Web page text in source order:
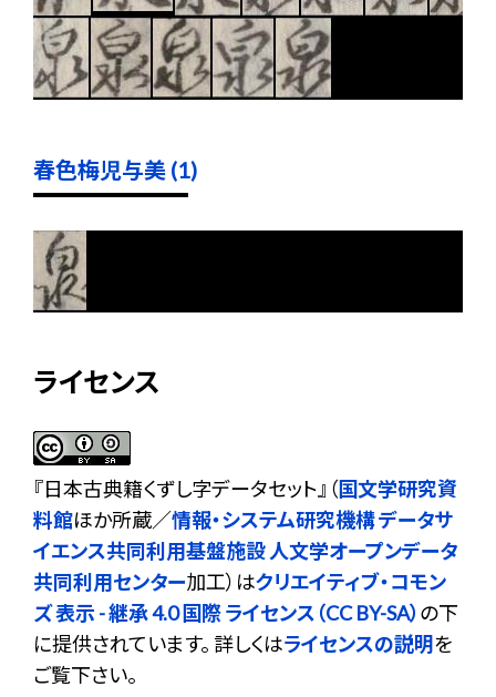
春色梅児与美 (1)
ライセンス
『日本古典籍くずし字データセット 』（国文学研究資
料館ほか所蔵／情報・システム研究機構 データサ
イエンス共同利用基盤施設 人文学オープンデータ
共同利用センター加工）はクリエイティブ・コモン
ズ 表示 - 継承 4.0 国際 ライセンス（CC BY-SA） の下
に提供されています。 詳しくはライセンスの説明を
ご覧下さい。